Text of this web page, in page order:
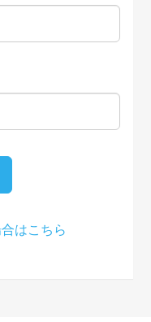
はこちら